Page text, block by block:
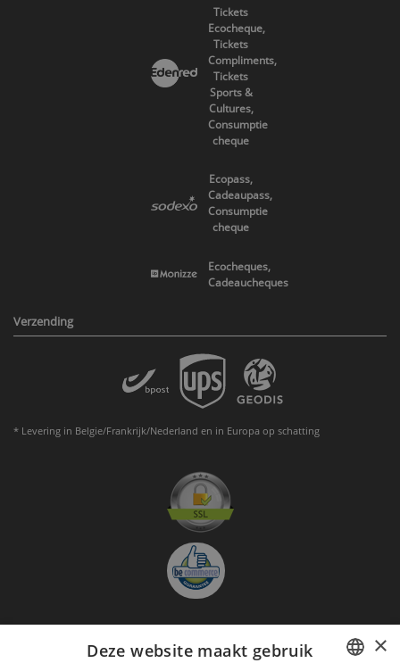
Tickets
Ecocheque,
Tickets
Compliments,
Tickets
Sports &
Cultures,
Consumptie
cheque
Ecopass,
Cadeaupass,
Consumptie
cheque
Ecocheques,
Cadeaucheques
Verzending
* Levering in Belgie/Frankrijk/Nederland en in Europa op schatting
Aanmelden nieuwsbrief ×
Deze website maakt gebruik